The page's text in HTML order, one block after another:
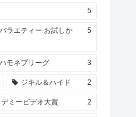
5
ラエティー お試しか
5
モネプリーグ 3
ジキル＆ハイド 2
ミービデオ大賞 2